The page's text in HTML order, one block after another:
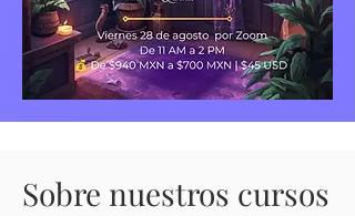
Sobre nuestros cursos